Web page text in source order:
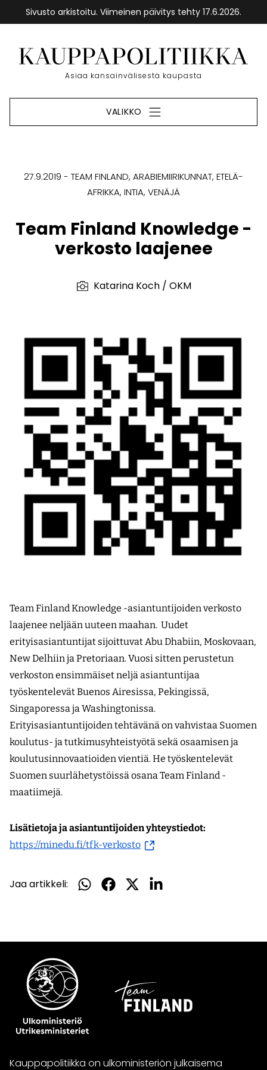
Sivusto arkistoitu. Viimeinen päivitys tehty 17.6.2026.
sisältöön
Etusivu
Asiaa kansainvälisestä kaupasta
VALIKKO
27.9.2019 TEAM FINLAND ARABIEMIIRIKUNNAT ETELÄ-
AFRIKKA INTIA VENÄJÄ
Team Finland Knowledge -
verkosto laajenee
Katarina Koch / OKM
Team Finland Knowledge -asiantuntijoiden verkosto
laajenee neljään uuteen maahan. Uudet
erityisasiantuntijat sijoittuvat Abu Dhabiin, Moskovaan,
New Delhiin ja Pretoriaan. Vuosi sitten perustetun
verkoston ensimmäiset neljä asiantuntijaa
työskentelevät Buenos Airesissa, Pekingissä,
Singaporessa ja Washingtonissa.
Erityisasiantuntijoiden tehtävänä on vahvistaa Suomen
koulutus- ja tutkimusyhteistyötä sekä osaamisen ja
koulutusinnovaatioiden vientiä. He työskentelevät
Suomen suurlähetystöissä osana Team Finland -
maatiimejä.
Lisätietoja ja asiantuntijoiden yhteystiedot:
https://minedu.fi/tfk-verkosto(siirryt
palveluun)
Jaa artikkeli:
Jaa
Jaa
Jaa
Jaa
Kauppapolitiikka on ulkoministeriön julkaisema